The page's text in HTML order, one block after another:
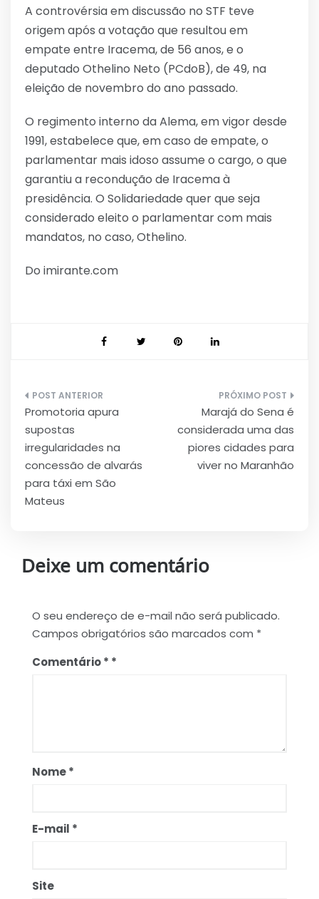
A controvérsia em discussão no STF teve
origem após a votação que resultou em
empate entre Iracema, de 56 anos, e o
deputado Othelino Neto (PCdoB), de 49, na
eleição de novembro do ano passado.
O regimento interno da Alema, em vigor desde
1991, estabelece que, em caso de empate, o
parlamentar mais idoso assume o cargo, o que
garantiu a recondução de Iracema à
presidência. O Solidariedade quer que seja
considerado eleito o parlamentar com mais
mandatos, no caso, Othelino.
Do imirante.com
Navegação
de
Post
Promotoria apura
supostas
irregularidades na
concessão de alvarás
para táxi em São
Mateus
Marajá do Sena é
considerada uma das
piores cidades para
viver no Maranhão
Deixe um comentário
O seu endereço de e-mail não será publicado.
Campos obrigatórios são marcados com *
Comentário*
Nome*
E-mail *
Site